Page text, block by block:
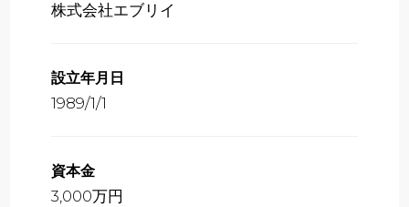
株式会社エブリイ
設立年月日
1989/1/1
資本金
3,000万円